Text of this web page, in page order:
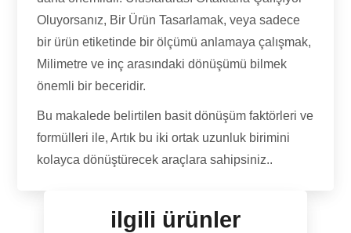
Oluyorsanız, Bir Ürün Tasarlamak, veya sadece
bir ürün etiketinde bir ölçümü anlamaya çalışmak,
Milimetre ve inç arasındaki dönüşümü bilmek
önemli bir beceridir.
Bu makalede belirtilen basit dönüşüm faktörleri ve
formülleri ile, Artık bu iki ortak uzunluk birimini
kolayca dönüştürecek araçlara sahipsiniz..
ilgili ürünler